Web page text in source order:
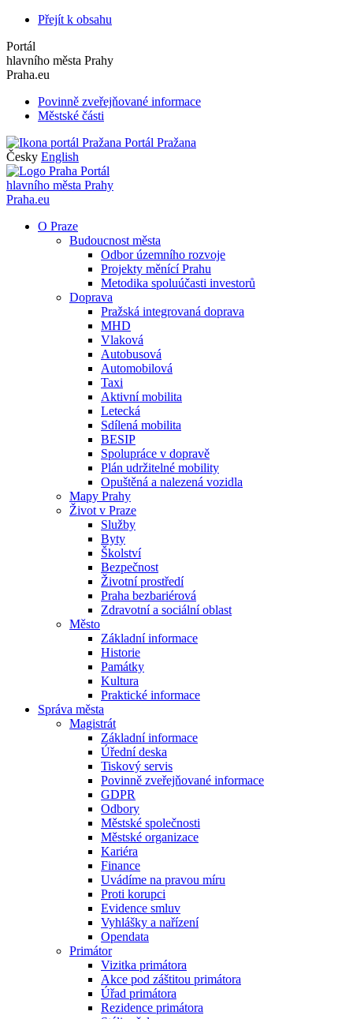
Přejít k obsahu
Portál
hlavního města Prahy
Praha.eu
Povinně zveřejňované informace
Městské části
Portál Pražana
Česky English
Portál
hlavního města Prahy
Praha.eu
O Praze
Budoucnost města
Odbor územního rozvoje
Projekty měnící Prahu
Metodika spoluúčasti investorů
Doprava
Pražská integrovaná doprava
MHD
Vlaková
Autobusová
Automobilová
Taxi
Aktivní mobilita
Letecká
Sdílená mobilita
BESIP
Spolupráce v dopravě
Plán udržitelné mobility
Opuštěná a nalezená vozidla
Mapy Prahy
Život v Praze
Služby
Byty
Školství
Bezpečnost
Životní prostředí
Praha bezbariérová
Zdravotní a sociální oblast
Město
Základní informace
Historie
Památky
Kultura
Praktické informace
Správa města
Magistrát
Základní informace
Úřední deska
Tiskový servis
Povinně zveřejňované informace
GDPR
Odbory
Městské společnosti
Městské organizace
Kariéra
Finance
Uvádíme na pravou míru
Proti korupci
Evidence smluv
Vyhlášky a nařízení
Opendata
Primátor
Vizitka primátora
Akce pod záštitou primátora
Úřad primátora
Rezidence primátora